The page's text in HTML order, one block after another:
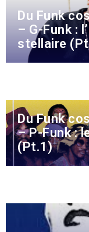
Du Funk
– G-Funk :
stellaire
Du Funk
– P-Funk :
(Pt.1)